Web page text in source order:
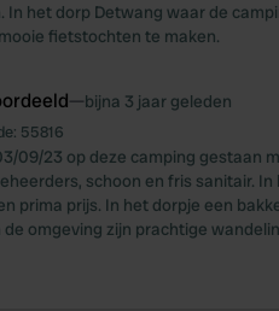
In het dorp Detwang waar de
fietstochten te maken.
—bijna 3 jaar geleden
55816
09/23 op deze camping gestaan
schoon en fris sanitair.
prima prijs. In het dorpje een
de omgeving zijn prachtige